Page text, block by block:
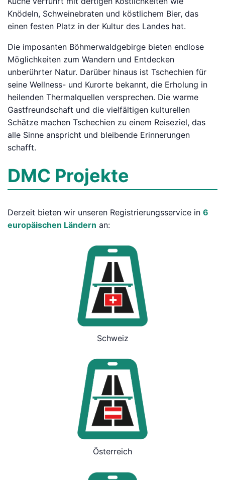
Knödeln, Schweinebraten und köstlichem Bier, das
einen festen Platz in der Kultur des Landes hat.
Die imposanten Böhmerwaldgebirge bieten endlose
Möglichkeiten zum Wandern und Entdecken
unberührter Natur. Darüber hinaus ist Tschechien für
seine Wellness- und Kurorte bekannt, die Erholung in
heilenden Thermalquellen versprechen. Die warme
Gastfreundschaft und die vielfältigen kulturellen
Schätze machen Tschechien zu einem Reiseziel, das
alle Sinne anspricht und bleibende Erinnerungen
schafft.
DMC Projekte
Derzeit bieten wir unseren Registrierungsservice in 6
europäischen Ländern an:
Schweiz
Österreich